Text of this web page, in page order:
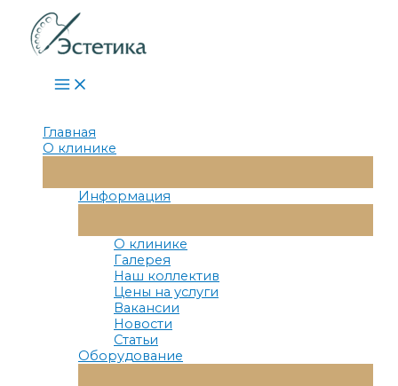
Main
Menu
Главная
О клинике
Меню
Информация
Меню
О клинике
Галерея
Наш коллектив
Цены на услуги
Вакансии
Новости
Статьи
Оборудование